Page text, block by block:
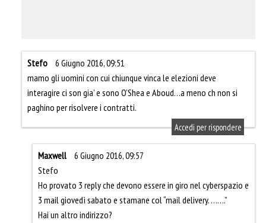
Stefo
6 Giugno 2016, 09:51
mamo gli uomini con cui chiunque vinca le elezioni deve
interagire ci son gia’ e sono O’Shea e Aboud…a meno ch non si
paghino per risolvere i contratti.
Accedi per rispondere
Maxwell
6 Giugno 2016, 09:57
Stefo
Ho provato 3 reply che devono essere in giro nel cyberspazio e
3 mail giovedì sabato e stamane col “mail delivery. …….”
Hai un altro indirizzo?